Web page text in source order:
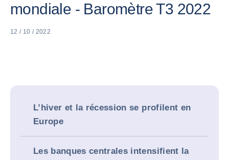
mondiale - Baromètre T3 2022
12 / 10 / 2022
L’hiver et la récession se profilent en
Europe
Les banques centrales intensifient la